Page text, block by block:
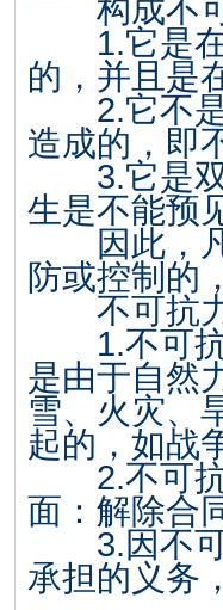
构成不可
1.它是
的，并且是
2.它不
造成的，即
3.它是
生是不能预
因此，凡
防或控制的
不可抗力
1.不可
是由于自然
雪、火灾、
起的，如战
2.不可
面：解除合
3.因不
承担的义务